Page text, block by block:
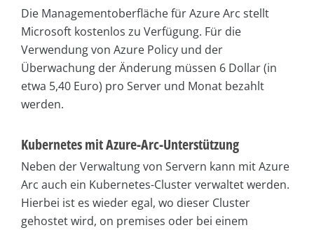
Die Managementoberfläche für Azure Arc stellt
Microsoft kostenlos zu Verfügung. Für die
Verwendung von Azure Policy und der
Überwachung der Änderung müssen 6 Dollar (in
etwa 5,40 Euro) pro Server und Monat bezahlt
werden.
Kubernetes mit Azure-Arc-Unterstützung
Neben der Verwaltung von Servern kann mit Azure
Arc auch ein Kubernetes-Cluster verwaltet werden.
Hierbei ist es wieder egal, wo dieser Cluster
gehostet wird, on premises oder bei einem